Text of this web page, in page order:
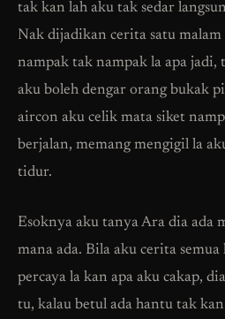
tak kan lah aku tak sedar
Nak dijadikan cerita satu
nampak tak nampak la apa jadi,
aku boleh dengar orang bukak
aircon aku celik mata siket
berjalan, memang mengigil la
tidur.
Esoknya aku tanya Ara dia ada
mana ada. Bila aku cerita
percaya la kan apa aku cakap,
tu, kalau betul ada hantu tak